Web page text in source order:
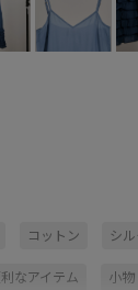
コットン シル
なアイテム 小物